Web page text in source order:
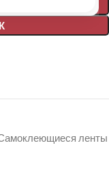
ленты